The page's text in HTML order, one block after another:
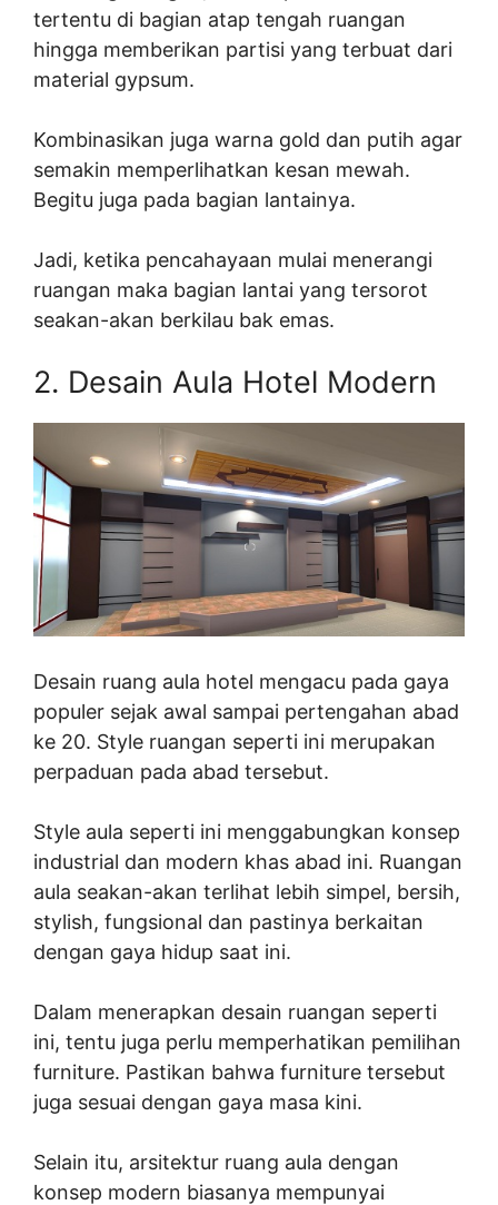
tertentu di bagian atap tengah ruangan
hingga memberikan partisi yang terbuat dari
material gypsum.
Kombinasikan juga warna gold dan putih agar
semakin memperlihatkan kesan mewah.
Begitu juga pada bagian lantainya.
Jadi, ketika pencahayaan mulai menerangi
ruangan maka bagian lantai yang tersorot
seakan-akan berkilau bak emas.
2. Desain Aula Hotel Modern
Desain ruang aula hotel mengacu pada gaya
populer sejak awal sampai pertengahan abad
ke 20. Style ruangan seperti ini merupakan
perpaduan pada abad tersebut.
Style aula seperti ini menggabungkan konsep
industrial dan modern khas abad ini. Ruangan
aula seakan-akan terlihat lebih simpel, bersih,
stylish, fungsional dan pastinya berkaitan
dengan gaya hidup saat ini.
Dalam menerapkan desain ruangan seperti
ini, tentu juga perlu memperhatikan pemilihan
furniture. Pastikan bahwa furniture tersebut
juga sesuai dengan gaya masa kini.
Selain itu, arsitektur ruang aula dengan
konsep modern biasanya mempunyai